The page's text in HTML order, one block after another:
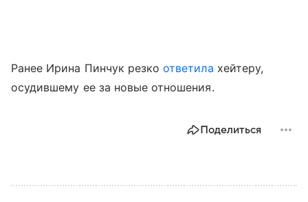
Ранее Ирина Пинчук резкоответила хейтеру,
осудившему ее за новые отношения.
Поделиться